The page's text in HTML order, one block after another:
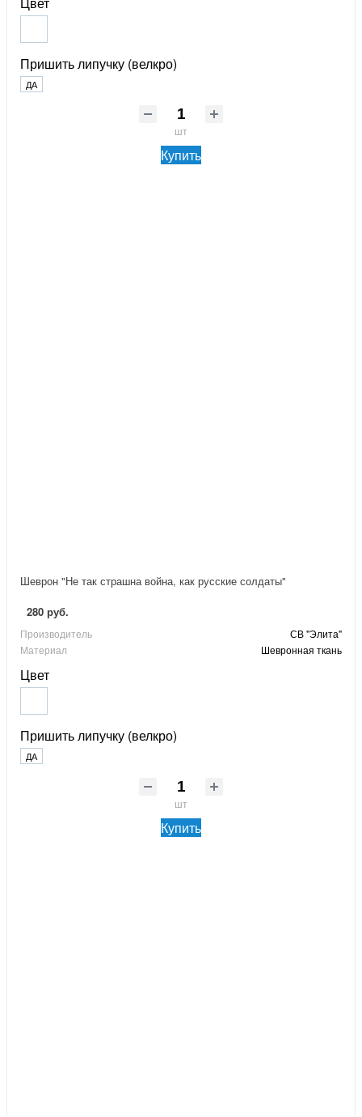
Пришить липучку (велкро)
ДА
шт
Купить
Шеврон "Не так страшна война, как русские солдаты"
280 руб.
Производитель
СВ "Элита"
Материал
Шевронная ткань
Цвет
Пришить липучку (велкро)
ДА
шт
Купить